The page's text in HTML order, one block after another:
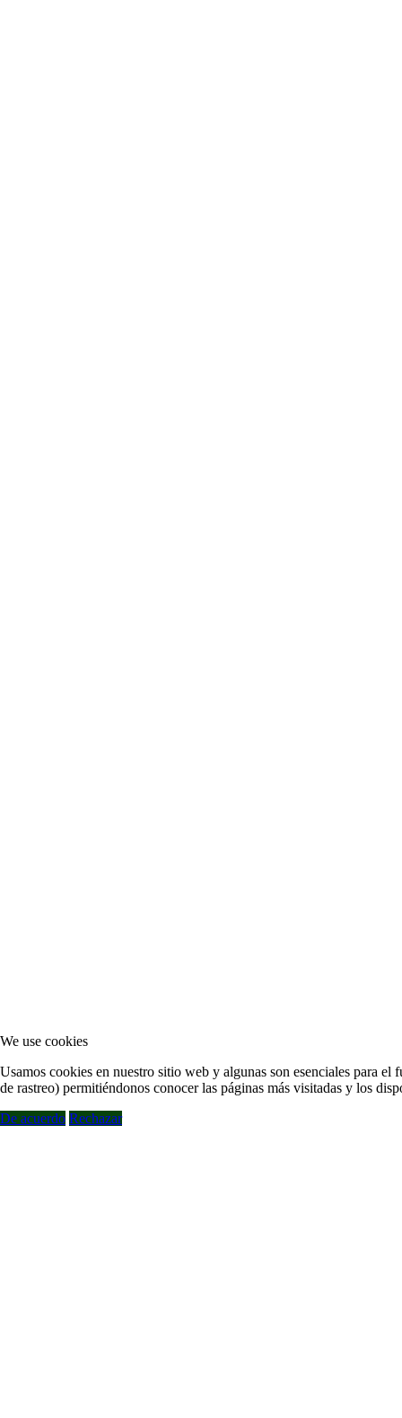
We use cookies
Usamos cookies en nuestro sitio web y algunas son esenciales para
de rastreo) permitiéndonos conocer las páginas más visitadas y los
De acuerdo Rechazar